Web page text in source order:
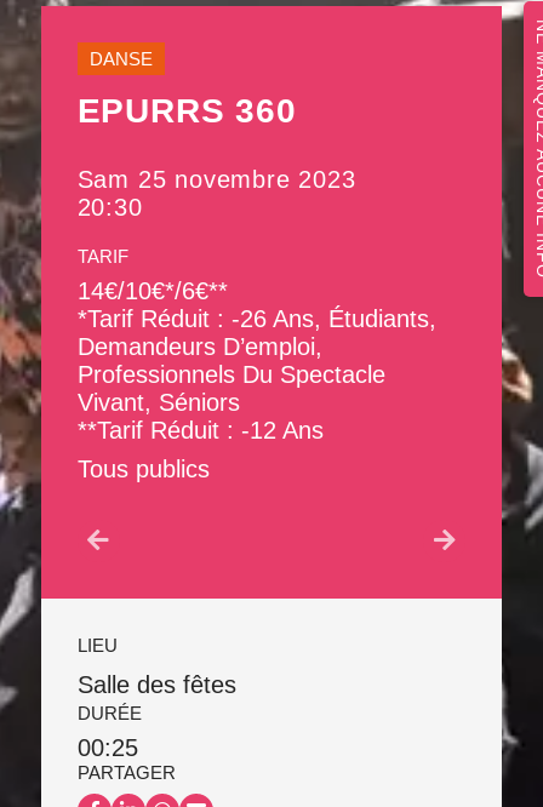
NE
DANSE
EPURRS 360
Sam 25 novembre 2023
20:30
TARIF
14€/10€*/6€**
*tarif Réduit : -26 Ans, Étudiants,
Demandeurs D’emploi,
Professionnels Du Spectacle
Vivant, Séniors
**tarif Réduit : -12 Ans
Tous publics
LIEU
Salle des fêtes
DURÉE
00:25
PARTAGER